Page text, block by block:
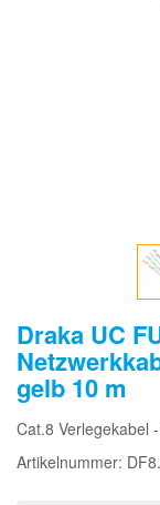
Draka UC
gelb 10 m
Cat.8 Verlegekabel
Artikelnummer: